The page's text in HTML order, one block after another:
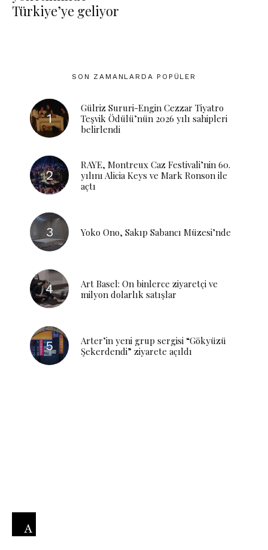
Türkiye’ye geliyor
SON ZAMANLARDA POPÜLER
Gülriz Sururi-Engin Cezzar Tiyatro
Teşvik Ödülü’nün 2026 yılı sahipleri
belirlendi
RAYE, Montreux Caz Festivali’nin 60.
yılını Alicia Keys ve Mark Ronson ile
açtı
Yoko Ono, Sakıp Sabancı Müzesi’nde
Art Basel: On binlerce ziyaretçi ve
milyon dolarlık satışlar
Arter’in yeni grup sergisi “Gökyüzü
Şekerdendi” ziyarete açıldı